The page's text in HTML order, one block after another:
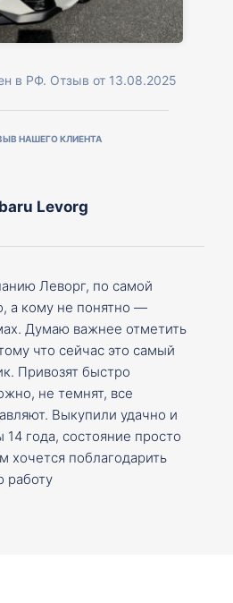
в РФ. Отзыв от 13.08.2025
НАШЕГО КЛИЕНТА
Levorg
Леворг, по самой
а кому не понятно —
Думаю важнее отметить
что сейчас это самый
Привозят быстро
не темнят, все
Выкупили удачно и
года, состояние просто
хочется поблагодарить
работу